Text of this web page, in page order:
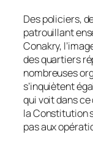
Des policiers,
patrouillant
Conakry,
des quartiers
nombreuses
s’inquiètent
qui voit dans
la Constitution
pas aux